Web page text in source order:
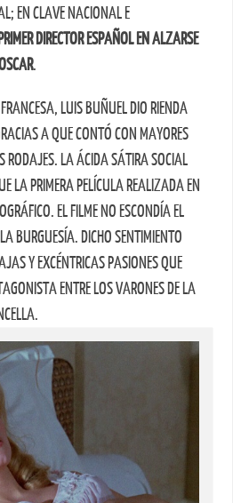
EN CLAVE NACIONAL E
DIRECTOR ESPAÑOL EN ALZARSE
.
LUIS BUÑUEL DIO RIENDA
A QUE CONTÓ CON MAYORES
RODAJES. LA ÁCIDA SÁTIRA SOCIAL
LA PRIMERA PELÍCULA REALIZADA EN
EL FILME NO ESCONDÍA EL
BURGUESÍA. DICHO SENTIMIENTO
Y EXCÉNTRICAS PASIONES QUE
ENTRE LOS VARONES DE LA